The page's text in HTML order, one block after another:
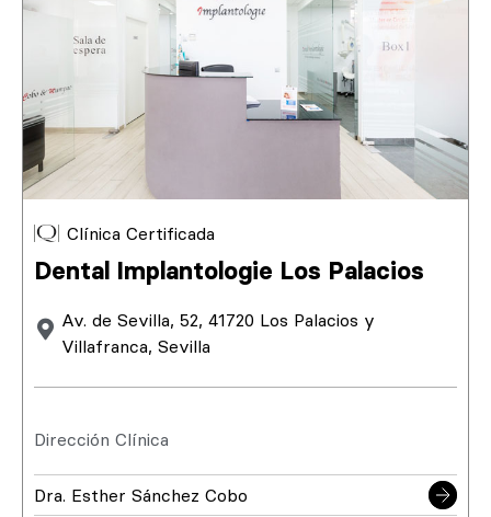
Clínica Certificada
Dental Implantologie Los Palacios
Av. de Sevilla, 52, 41720 Los Palacios y
Villafranca, Sevilla
Dirección Clínica
Dra. Esther Sánchez Cobo